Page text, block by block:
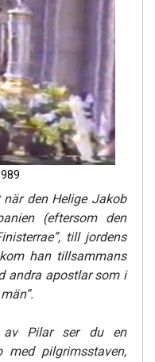
den Helige Jakob
(eftersom den
till jordens
han tillsammans
andra apostlar som i
Pilar ser du en
med pilgrimsstaven,